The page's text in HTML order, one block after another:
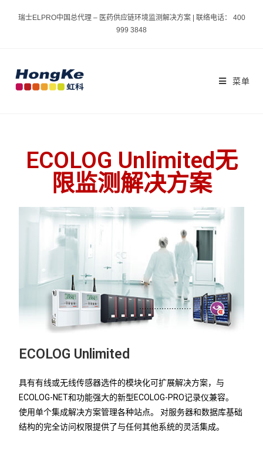
瑞士ELPRO中国总代理 – 医药供应链环境监测解决方案 | 联络电话： 400
999 3848
菜单
ECOLOG Unlimited无
限监测解决方案
ECOLOG Unlimited
具有有线或无线传感器选件的模块化可扩展解决方案，与
ECOLOG-NET和功能强大的新型ECOLOG-PRO记录仪兼容。
使用单个集成解决方案管理各种站点。 对服务器和数据库基础
结构的完全访问权限提供了与任何其他系统的灵活集成。